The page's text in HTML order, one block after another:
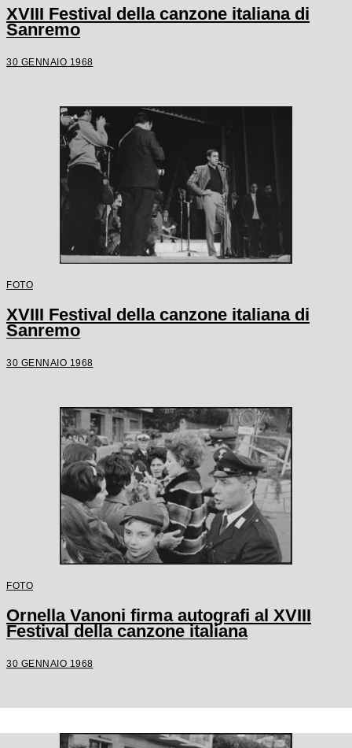
XVIII Festival della canzone italiana di
Sanremo
30 GENNAIO 1968
FOTO
XVIII Festival della canzone italiana di
Sanremo
30 GENNAIO 1968
FOTO
Ornella Vanoni firma autografi al XVIII
Festival della canzone italiana
30 GENNAIO 1968